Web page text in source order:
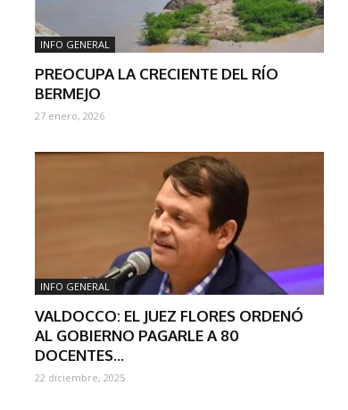
INFO GENERAL
PREOCUPA LA CRECIENTE DEL RÍO
BERMEJO
27 enero, 2026
INFO GENERAL
VALDOCCO: EL JUEZ FLORES ORDENÓ
AL GOBIERNO PAGARLE A 80
DOCENTES...
22 diciembre, 2025